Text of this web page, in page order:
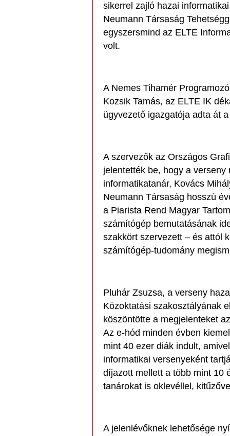
sikerrel zajló hazai
Neumann Társaság
egyszersmind az ELTE
volt.
A Nemes Tihamér
Kozsik Tamás, az ELTE IK
ügyvezető igazgatója adta át
A szervezők az Országos
jelentették be, hogy a
informatikatanár, Kovács
Neumann Társaság hosszú
a Piarista Rend Magyar
számítógép bemutatásának
szakkört szervezett – és attól
számítógép-tudomány
Pluhár Zsuzsa, a verseny
Közoktatási szakosztályának
köszöntötte a megjelenteket
Az e-hód minden évben
mint 40 ezer diák indult,
informatikai versenyeként
díjazott mellett a több mint 10
tanárokat is oklevéllel,
A jelenlévőknek lehetősége